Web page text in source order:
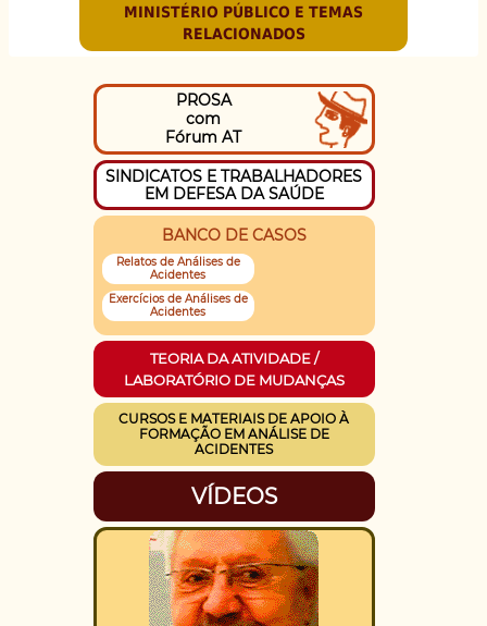
MINISTÉRIO PÚBLICO E TEMAS
RELACIONADOS
PROSA
com
Fórum AT
SINDICATOS E TRABALHADORES
EM DEFESA DA SAÚDE
BANCO DE CASOS
Relatos de Análises de
Acidentes
Exercícios de Análises de
Acidentes
TEORIA DA ATIVIDADE /
LABORATÓRIO DE MUDANÇAS
CURSOS E MATERIAIS DE APOIO À
FORMAÇÃO EM ANÁLISE DE
ACIDENTES
VÍDEOS